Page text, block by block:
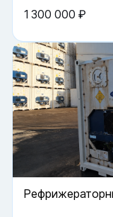
1 300 000 ₽